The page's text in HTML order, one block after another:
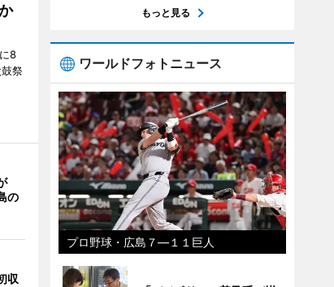
8
祭
の
収
もっと見る
ワールドフォトニュース
プロ野球・広島７―１１巨人